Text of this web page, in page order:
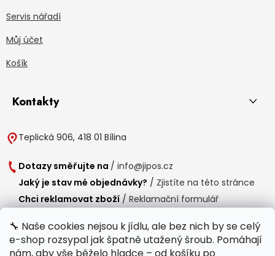
🔧 Naše cookies nejsou k jídlu, ale bez nich by se celý
e-shop rozsypal jak špatně utažený šroub. Pomáhají
Servis nářadí
Můj účet
Košík
Kontakty
Teplická 906, 418 01 Bílina
Dotazy směřujte na / info@jipos.cz
Jaký je stav mé objednávky? / Zjistíte na této stránce
Chci reklamovat zboží / Reklamační formulář
Provozní doba